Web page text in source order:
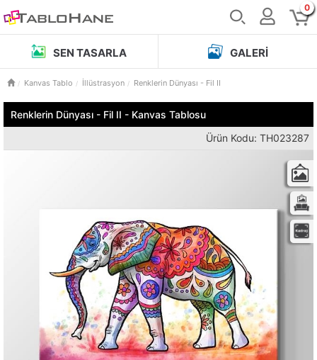
0
SEN TASARLA GALERI
Kanvas Tablo İllüstrasyon Renklerin Dünyası - Fil II
Renklerin Dünyası - Fil II - Kanvas Tablosu
Ürün Kodu: TH023287